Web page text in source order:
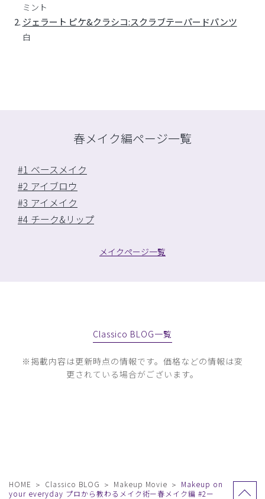
ミント
ジェラート ピケ&クラシコ:スクラブテーパードパンツ
白
春メイク編ページ一覧
#1 ベースメイク
#2 アイブロウ
#3 アイメイク
#4 チーク&リップ
メイクページ一覧
Classico BLOG一覧
※掲載内容は更新時点の情報です。価格などの情報は変
更されている場合がございます。
HOME Classico BLOG Makeup Movie
Makeup on
your everyday プロから教わるメイク術ー春メイク編 #2ー